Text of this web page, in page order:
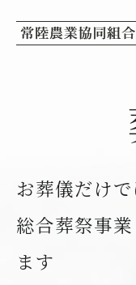
お葬儀だけ
総合葬祭事
ます